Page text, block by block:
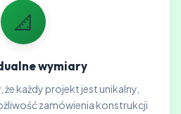
📐
wymiary
każdy projekt jest unikalny,
zamówienia konstrukcji